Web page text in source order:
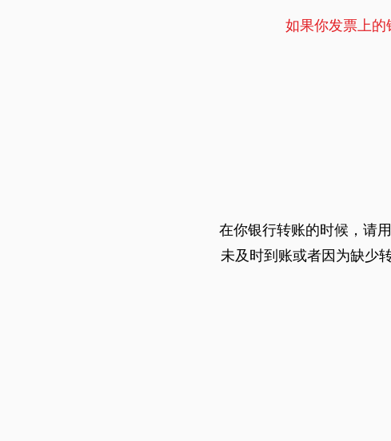
如果你发票上的
在你银行转账的时候，请
未及时到账或者因为缺少